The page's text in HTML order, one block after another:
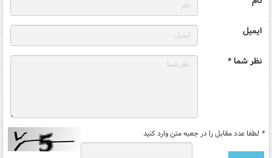
ایمیل
نظر شما *
* لطفا عدد مقابل را در جعبه متن وارد کنید